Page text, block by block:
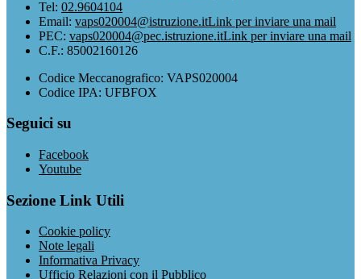
Tel: 02.9604104
Email: vaps020004@istruzione.itLink per inviare una mail
PEC: vaps020004@pec.istruzione.itLink per inviare una mail
C.F.: 85002160126
Codice Meccanografico: VAPS020004
Codice IPA: UFBFOX
Seguici su
Facebook
Youtube
Sezione Link Utili
Cookie policy
Note legali
Informativa Privacy
Ufficio Relazioni con il Pubblico